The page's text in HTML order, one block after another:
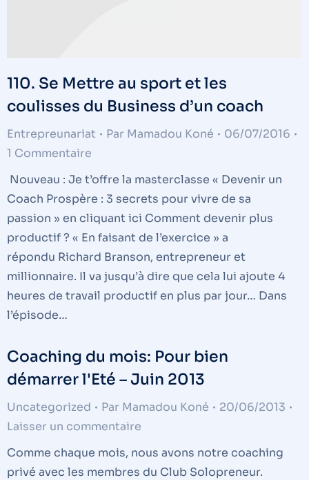
110. Se Mettre au sport et les
coulisses du Business d’un coach
Entrepreunariat Par Mamadou Koné
06/07/2016
1 Commentaire
Nouveau : Je t’offre la masterclasse « Devenir un
Coach Prospère : 3 secrets pour vivre de sa
passion » en cliquant ici Comment devenir plus
productif ? « En faisant de l’exercice » a
répondu Richard Branson, entrepreneur et
millionnaire. Il va jusqu’à dire que cela lui ajoute 4
heures de travail productif en plus par jour… Dans
l’épisode…
Coaching du mois: Pour bien
démarrer l'Eté – Juin 2013
Uncategorized Par Mamadou Koné
20/06/2013
Laisser un commentaire
Comme chaque mois, nous avons notre coaching
privé avec les membres du Club Solopreneur.